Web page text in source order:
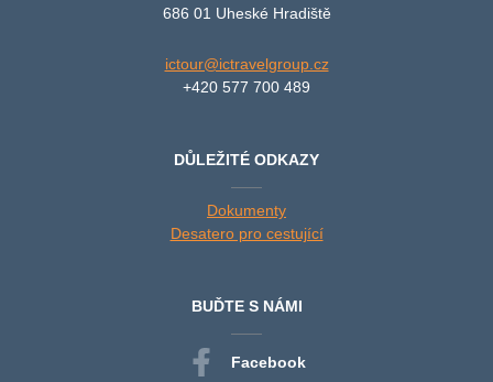
686 01 Uheské Hradiště
ictour@ictravelgroup.cz
+420 577 700 489
DŮLEŽITÉ ODKAZY
Dokumenty
Desatero pro cestující
BUĎTE S NÁMI
Facebook